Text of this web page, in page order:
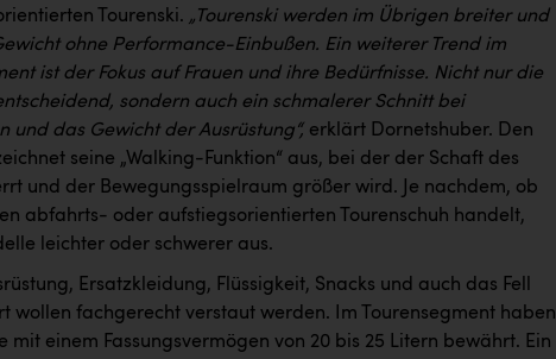
Tourenski. „Tourenski werden im Übrigen breiter und
ohne Performance-Einbußen. Ein weiterer Trend im
ist der Fokus auf Frauen und ihre Bedürfnisse. Nicht nur die
sondern auch ein schmalerer Schnitt bei
und das Gewicht der Ausrüstung“, erklärt Dornetshuber. Den
seine „Walking-Funktion“ aus, bei der der Schaft des
und der Bewegungsspielraum größer wird. Je nachdem, ob
abfahrts- oder aufstiegsorientierten Tourenschuh handelt,
leichter oder schwerer aus.
Ersatzkleidung, Flüssigkeit, Snacks und auch das Fell
wollen fachgerecht verstaut werden. Im Tourensegment haben
mit einem Fassungsvermögen von 20 bis 25 Litern bewährt. Ein